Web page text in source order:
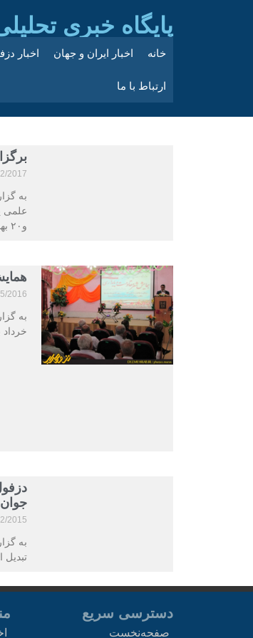
پایگاه خبری
خانه اخبار ایران و جهان اخبار
ارتباط با ما
2017
به
و۲۰ بهمن ماه
2016
به
جوان
2015
به
تبدیل
دسترسی سریع
صفحه‌نخست